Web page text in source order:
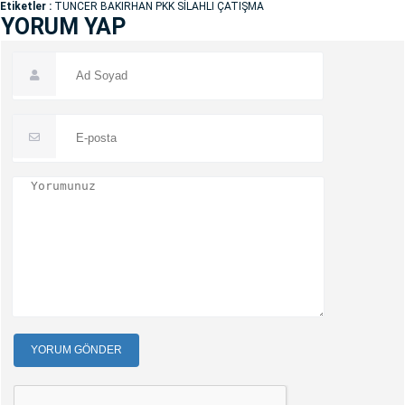
Etiketler : TUNCER BAKIRHAN PKK SİLAHLI ÇATIŞMA
YORUM YAP
YORUM GÖNDER